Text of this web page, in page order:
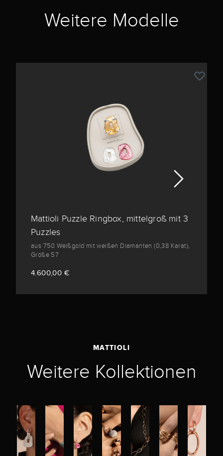
Weitere Modelle
Mattioli Puzzle Ringbox, mittelgroß mit 3
Puzzles
aus 750 Weißgold mit weißen Diamanten (0,38 Karat),
Größe 57
4.600,00 €
MATTIOLI
Weitere Kollektionen